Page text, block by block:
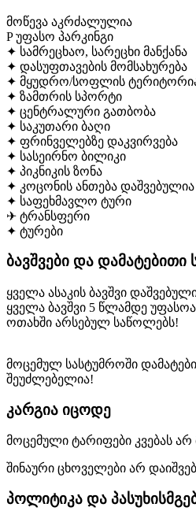
მოწევა აკრძალულია
Pუფასო პარკინგი
✦ სამრეცხაო, სარეცხი მანქანა
✦ დასუფთავების მომსახურება
✦ მყუდრო/სოფლის
✦ ზამთრის სპორტი
✦ ცენტრალური გათბობა
✦ საკუთარი ბაღი
✦ ფრინველებზე დაკვირვება
✦ სასეირნო ბილიკი
✦ პიკნიკის ზონა
✦ კოცონის ანთება დაშვებულია
✦ საფეხმავლო ტური
✈ ტრანსფერი
✦ ტურები
ბავშვები და
ყველა ასაკის ბავშვი
ყველა ბავშვი 5 წლამდე
ოთახში არსებულ საწოლებს!
მოცემულ სასტუმროში
შეუძლებელია!
კარგია იცოდე
მოცემული ტარიფები კვებას არ
შინაური ცხოველები არ
პოლიტიკა და